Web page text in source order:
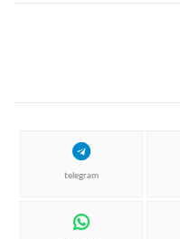
telegram